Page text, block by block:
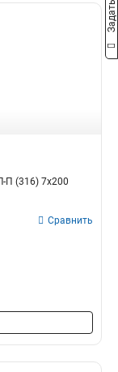
П (316) 7х200
Сравнить